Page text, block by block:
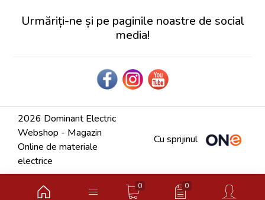
Urmăriți-ne și pe paginile noastre de social
media!
2026 Dominant Electric
Webshop - Magazin
Online de materiale
electrice
Cu sprijinul
0 0